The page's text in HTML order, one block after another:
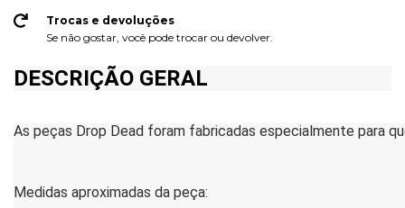
Trocas e devoluções
Se não gostar, você pode trocar ou devolver.
DESCRIÇÃO GERAL
As peças Drop Dead foram fabricadas especialmente para
Medidas aproximadas da peça: